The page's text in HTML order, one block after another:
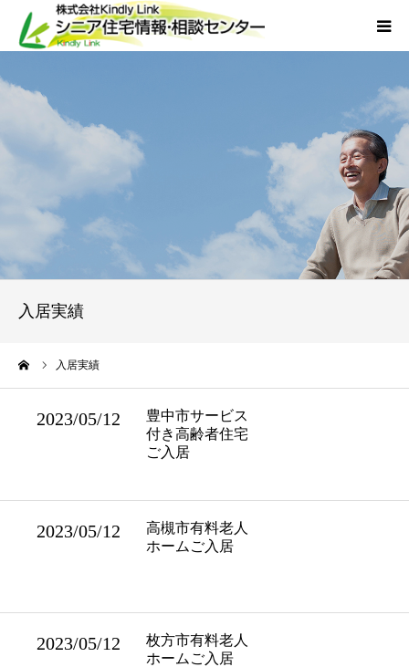
入居実績
入居実績
2023/05/12
豊中市サービス
付き高齢者住宅
ご入居
2023/05/12
高槻市有料老人
ホームご入居
2023/05/12
枚方市有料老人
ホームご入居
当社について
外国人人材採用
お問い合わせ